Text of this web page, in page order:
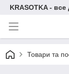
KRASOTKA - все
Товари та